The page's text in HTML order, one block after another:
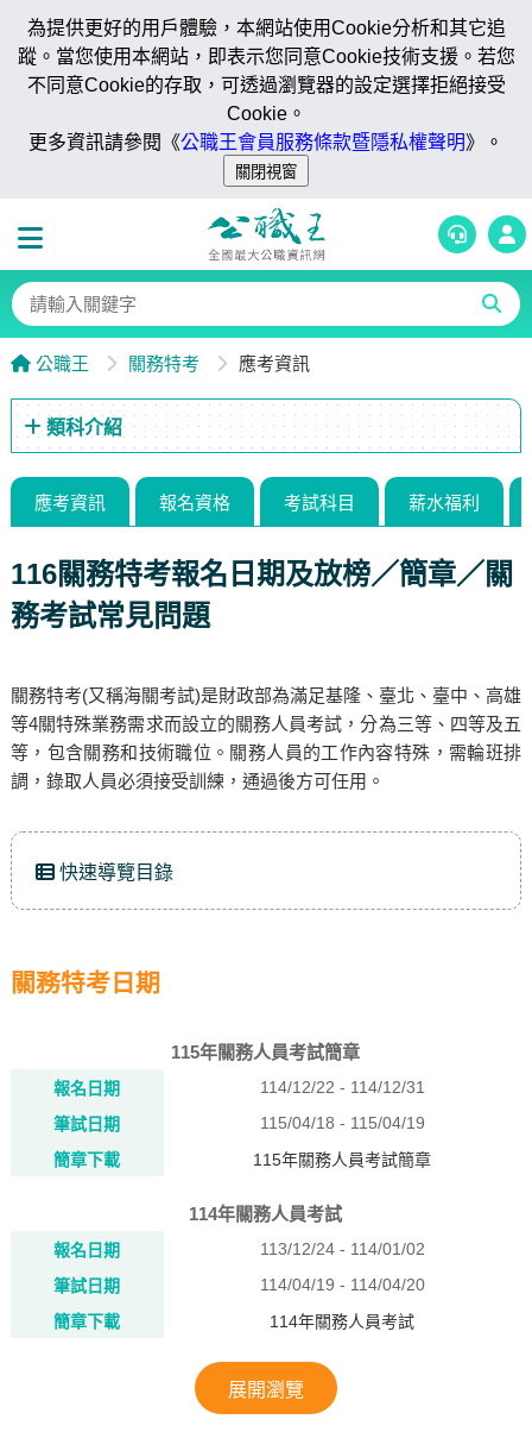
為提供更好的用戶體驗，本網站使用Cookie分析和其它追
蹤。當您使用本網站，即表示您同意Cookie技術支援。若您
不同意Cookie的存取，可透過瀏覽器的設定選擇拒絕接受
Cookie。
更多資訊請參閱《公職王會員服務條款暨隱私權聲明》。
公職王 關務特考 應考資訊
類科介紹
應考資訊 報名資格 考試科目 薪水福利
116關務特考報名日期及放榜／簡章／關
務考試常見問題
關務特考(又稱海關考試)是財政部為滿足基隆、臺北、臺中、高雄
等4關特殊業務需求而設立的關務人員考試，分為三等、四等及五
等，包含關務和技術職位。關務人員的工作內容特殊，需輪班排
調，錄取人員必須接受訓練，通過後方可任用。
快速導覽目錄
關務特考日期
115年關務人員考試簡章
報名日期
114/12/22 - 114/12/31
筆試日期
115/04/18 - 115/04/19
簡章下載
115年關務人員考試簡章
114年關務人員考試
報名日期
113/12/24 - 114/01/02
筆試日期
114/04/19 - 114/04/20
簡章下載
114年關務人員考試
展開瀏覽